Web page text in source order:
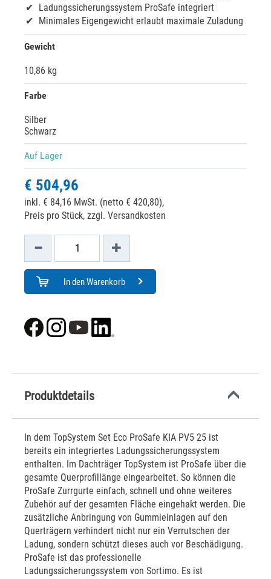
Ladungssicherungssystem ProSafe integriert
Minimales Eigengewicht erlaubt maximale Zuladung
Gewicht
10,86 kg
Farbe
Silber
Schwarz
Auf Lager
€ 504,96
inkl. € 84,16 MwSt. (netto € 420,80),
Preis pro Stück, zzgl. Versandkosten
In den Warenkorb
Produktdetails
In dem TopSystem Set Eco ProSafe KIA PV5 25 ist
bereits ein integriertes Ladungssicherungssystem
enthalten. Im Dachträger TopSystem ist ProSafe über die
gesamte Querprofillänge eingearbeitet. So können die
ProSafe Zurrgurte einfach, schnell und ohne weiteres
Zubehör auf der gesamten Fläche eingehakt werden. Die
zusätzliche Anbringung von Gummieinlagen auf den
Querträgern verhindert nicht nur ein Verrutschen der
Ladung, sondern schützt dieses auch vor Beschädigung.
ProSafe ist das professionelle
Ladungssicherungssystem von Sortimo. Es ist